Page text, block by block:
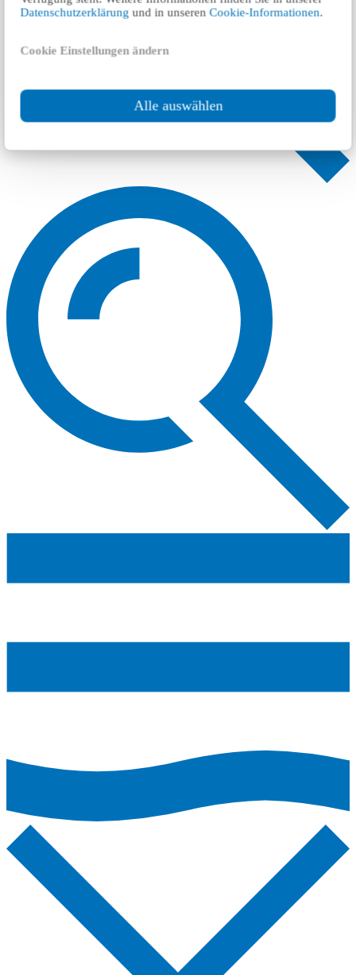
Datenschutzerklärung und in unserenCookie-Informationen.
Cookie Einstellungen ändern
Alle auswählen